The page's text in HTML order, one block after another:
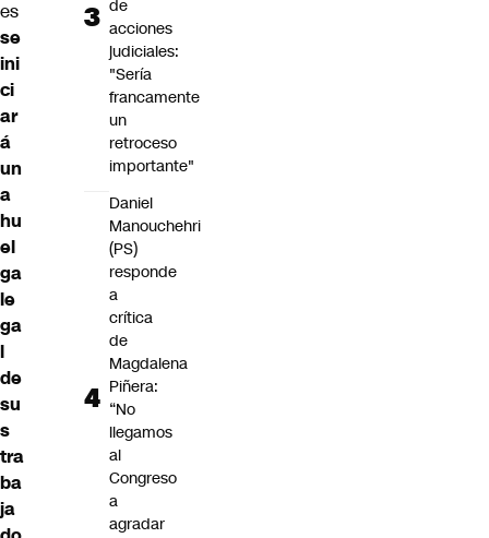
es
se
ini
ci
ar
á
un
a
hu
el
ga
le
ga
l
de
su
s
tra
ba
ja
de
acciones
judiciales:
"Sería
francamente
un
retroceso
importante"
Daniel
Manouchehri
(PS)
responde
a
crítica
de
Magdalena
Piñera:
“No
llegamos
al
Congreso
a
agradar